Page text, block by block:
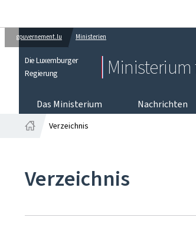
gouvernement.lu Ministerien
Die Luxemburger
Regierung
Das Ministerium
Nachrichten
Verzeichnis
Verzeichnis